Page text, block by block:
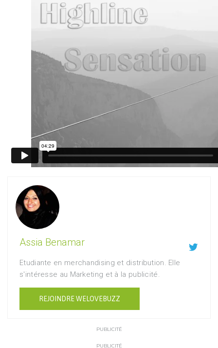
Assia Benamar 
Etudiante en merchandising et distribution. Elle
s'intéresse au Marketing et à la publicité.
REJOINDRE WELOVEBUZZ
PUBLICITÉ
PUBLICITÉ